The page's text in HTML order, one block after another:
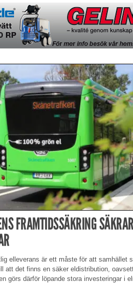
FRAMTIDSSÄKRING
elleverans är ett måste för att samhället
att det finns en säker eldistribution,
görs därför löpande stora investeringar i